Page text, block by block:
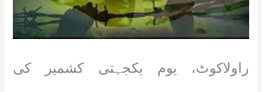
راولاکوٹ، یوم یکجہتی کشمیر کی